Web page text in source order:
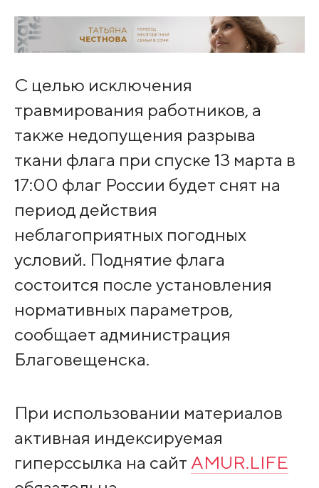
С целью исключения
травмирования работников, а
также недопущения разрыва
ткани флага при спуске 13 марта в
17:00 флаг России будет снят на
период действия
неблагоприятных погодных
условий. Поднятие флага
состоится после установления
нормативных параметров,
сообщает администрация
Благовещенска.
При использовании материалов
активная индексируемая
гиперссылка на сайт AMUR.LIFE